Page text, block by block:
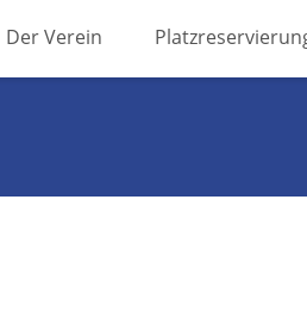
Der Verein